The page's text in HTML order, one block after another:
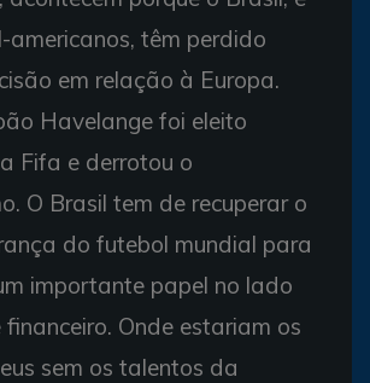
americanos, têm perdido
em relação à Europa.
Havelange foi eleito
Fifa e derrotou o
O Brasil tem de recuperar o
do futebol mundial para
importante papel no lado
Onde estariam os
sem os talentos da